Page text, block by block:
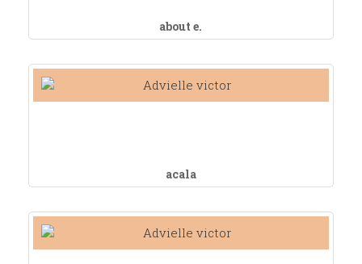
about e.
acala